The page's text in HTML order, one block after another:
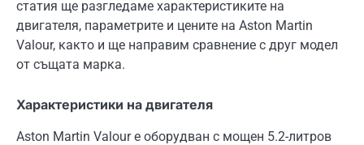
статия ще разгледаме характеристиките на
двигателя, параметрите и цените на Aston Martin
Valour, както и ще направим сравнение с друг модел
от същата марка.
Характеристики на двигателя
Aston Martin Valour е оборудван с мощен 5.2-литров